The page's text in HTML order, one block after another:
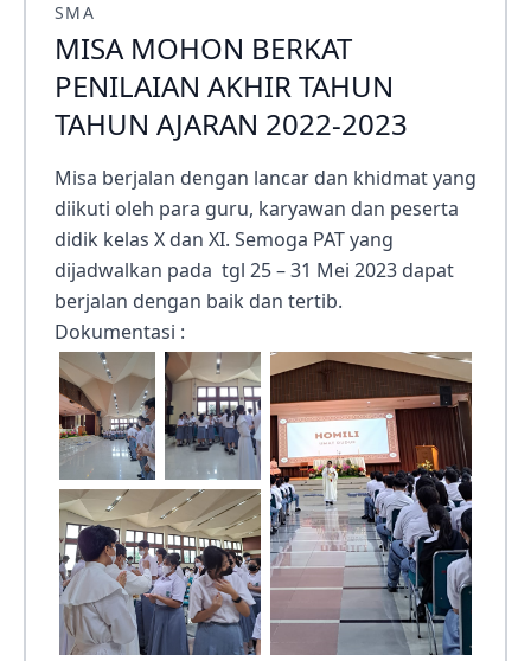
SMA
MISA MOHON BERKAT
PENILAIAN AKHIR TAHUN
TAHUN AJARAN 2022-2023
Misa berjalan dengan lancar dan khidmat yang
diikuti oleh para guru, karyawan dan peserta
didik kelas X dan XI. Semoga PAT yang
dijadwalkan pada tgl 25 – 31 Mei 2023 dapat
berjalan dengan baik dan tertib.
Dokumentasi :